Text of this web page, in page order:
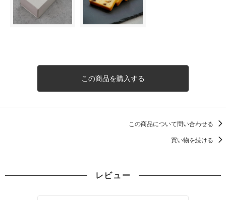
この商品を購入する
この商品について問い合わせる
買い物を続ける
レビュー